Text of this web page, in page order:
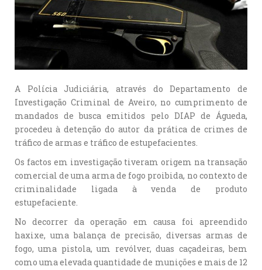
A Polícia Judiciária, através do Departamento de
Investigação Criminal de Aveiro, no cumprimento de
mandados de busca emitidos pelo DIAP de Águeda,
procedeu à detenção do autor da prática de crimes de
tráfico de armas e tráfico de estupefacientes.
Os factos em investigação tiveram origem na transação
comercial de uma arma de fogo proibida, no contexto de
criminalidade ligada à venda de produto
estupefaciente.
No decorrer da operação em causa foi apreendido
haxixe, uma balança de precisão, diversas armas de
fogo, uma pistola, um revólver, duas caçadeiras, bem
como uma elevada quantidade de munições e mais de 12